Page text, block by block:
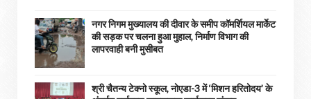
नगर निगम मुख्यालय की दीवार के समीप कॉमर्शियल मार्केट
की सड़क पर चलना हुआ मुहाल, निर्माण विभाग की
लापरवाही बनी मुसीबत
श्री चैतन्य टेक्नो स्कूल, नोएडा-3 में ‘मिशन हरितोदय’ के